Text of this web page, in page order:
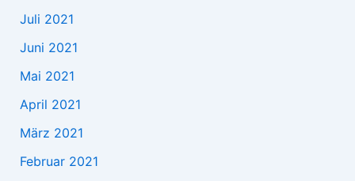
Juli 2021
Juni 2021
Mai 2021
April 2021
März 2021
Februar 2021